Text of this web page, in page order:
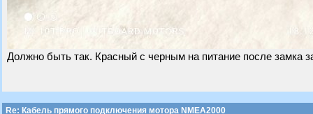
Должно быть так. Красный с черным на питание после замка
Re: Кабель прямого подключения мотора NMEA2000